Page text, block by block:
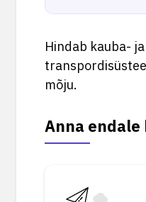
Hindab kauba-
mõju.
Anna endale